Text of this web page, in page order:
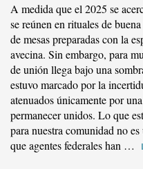
A medida que el 2025 se
se reúnen en rituales de
de mesas preparadas con la
avecina. Sin embargo, para
de unión llega bajo una
estuvo marcado por la
atenuados únicamente por
permanecer unidos. Lo que
para nuestra comunidad no
que agentes federales han …